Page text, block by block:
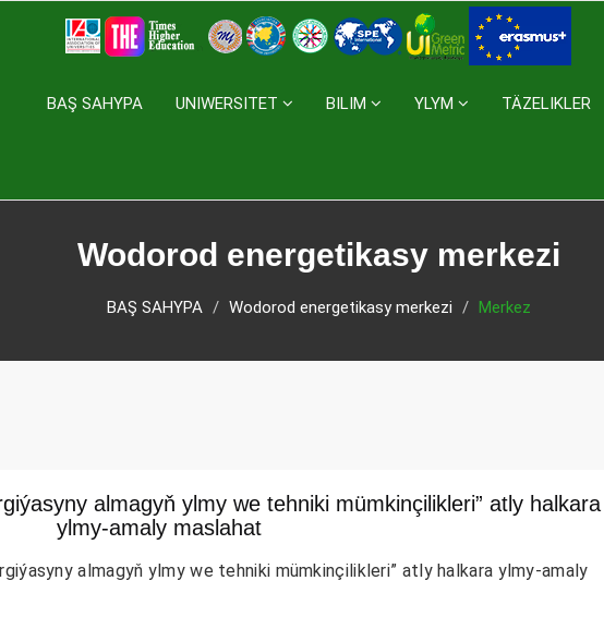
BAŞ SAHYPA UNIWERSITET BILIM YLYM TÄZELIKLER
Wodorod energetikasy merkezi
BAŞ SAHYPA Wodorod energetikasy merkezi Merkez
almagyň ylmy we tehniki mümkinçilikleri” atly halkara
ylmy-amaly maslahat
almagyň ylmy we tehniki mümkinçilikleri” atly halkara ylmy-amaly